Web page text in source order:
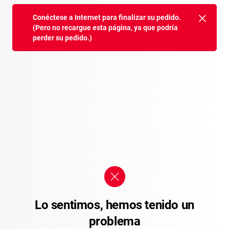
Conéctese a Internet para finalizar su pedido.
(Pero no recargue esta página, ya que podría
perder su pedido.)
Lo sentimos, hemos tenido un
problema